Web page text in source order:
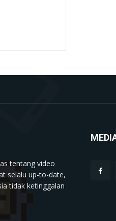
tentang video
selalu up-to-date,
tidak ketinggalan